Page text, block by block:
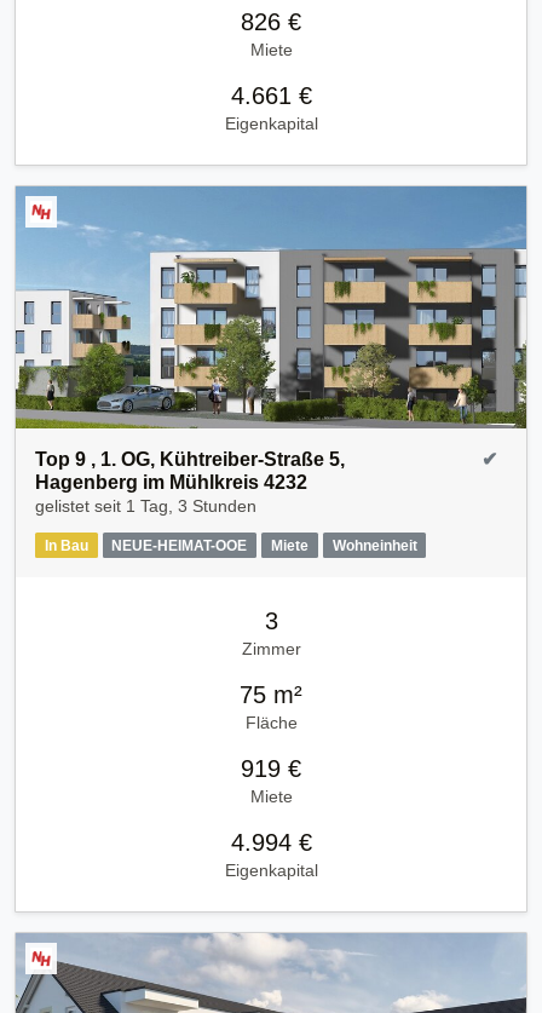
826 €
Miete
4.661 €
Eigenkapital
Top 9 , 1. OG, Kühtreiber-Straße 5,
Hagenberg im Mühlkreis 4232
gelistet seit 1 Tag, 3 Stunden
In Bau NEUE-HEIMAT-OOE Miete Wohneinheit
✔
3
Zimmer
75 m²
Fläche
919 €
Miete
4.994 €
Eigenkapital